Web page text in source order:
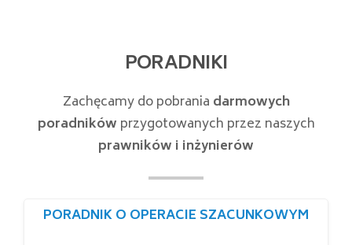
PORADNIKI
Zachęcamy do pobrania darmowych
poradników przygotowanych przez naszych
prawników i inżynierów
PORADNIK O OPERACIE SZACUNKOWYM